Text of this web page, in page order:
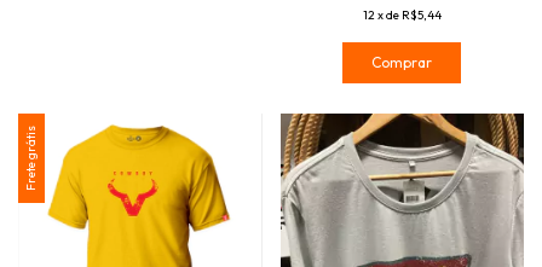
12xde R$5,44
Comprar
Frete grátis